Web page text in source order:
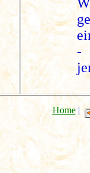
-
Home|